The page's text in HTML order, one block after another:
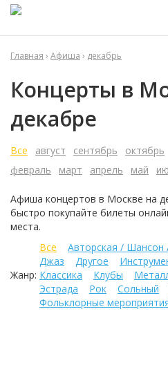
Главная › Афиша › декабрь
Концерты в
декабре
Все август сентябрь октябрь
февраль
март апрель май
Афиша концертов в Москве на
быстро покупайте билеты
места.
Жанр:
Все Авторская / Шансон
Джаз
Другое
Классика
Клубы
Эстрада
Рок Сольный
Фольклорные